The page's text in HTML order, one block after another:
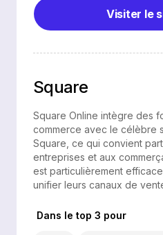
Visiter le
Square
Square Online intègre des
commerce avec le célèbre
Square, ce qui convient
entreprises et aux
est particulièrement
unifier leurs canaux de
Dans le top 3 pour